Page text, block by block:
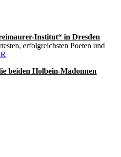
Institut“ in Dresden
erfolgreichsten Poeten und
beiden Holbein-Madonnen